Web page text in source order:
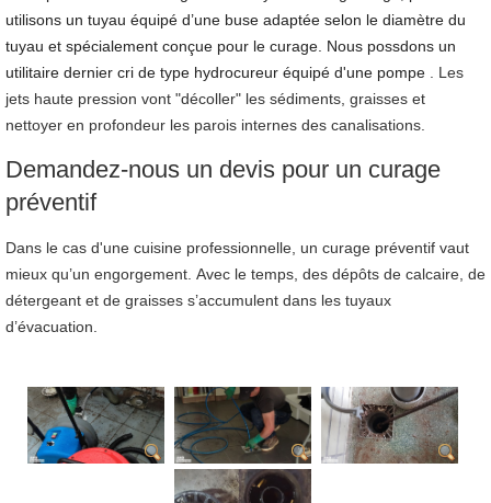
utilisons un tuyau équipé d’une buse adaptée selon le diamètre du
tuyau et spécialement conçue pour le curage. Nous possdons un
utilitaire dernier cri de type hydrocureur équipé d'une pompe
. Les
jets haute pression vont "décoller" les sédiments, graisses et
nettoyer en profondeur les parois internes des canalisations.
Demandez-nous un devis pour un curage
préventif
Dans le cas d'une cuisine professionnelle, un curage préventif vaut
mieux qu’un engorgement. Avec le temps, des dépôts de calcaire, de
détergeant et de graisses s’accumulent dans les tuyaux
d’évacuation.